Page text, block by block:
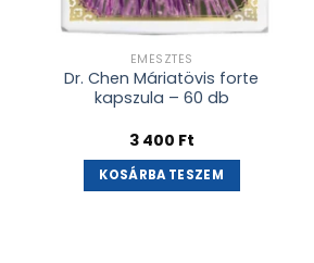
EMÉSZTÉS
Dr. Chen Máriatövis forte
kapszula – 60 db
3 400 Ft
KOSÁRBA TESZEM